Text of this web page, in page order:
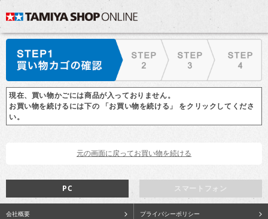
現在、買い物かごには商品が入っておりません。
お買い物を続けるには下の 「お買い物を続ける」 をクリックしてくださ
い。
スマートフォン
PC
会社概要 プライバシーポリシー